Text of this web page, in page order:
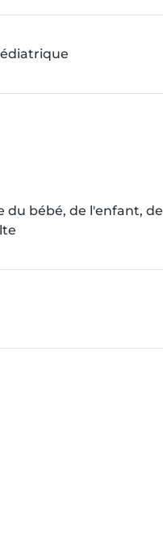
du bébé, de l'enfant, de